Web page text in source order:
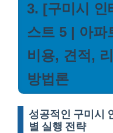
3. [구미시 인
스트 5 | 아파
비용, 견적,
방법론
성공적인 구미시
별 실행 전략